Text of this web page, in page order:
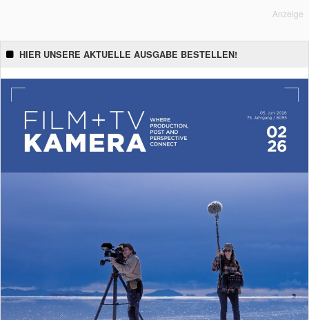
Anzeige
HIER UNSERE AKTUELLE AUSGABE BESTELLEN!